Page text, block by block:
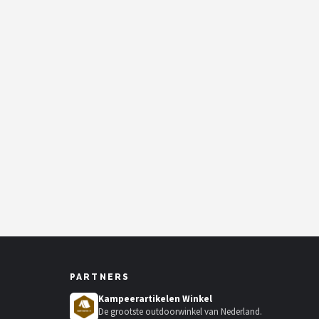
PARTNERS
Kampeerartikelen Winkel
De grootste outdoorwinkel van Nederland.